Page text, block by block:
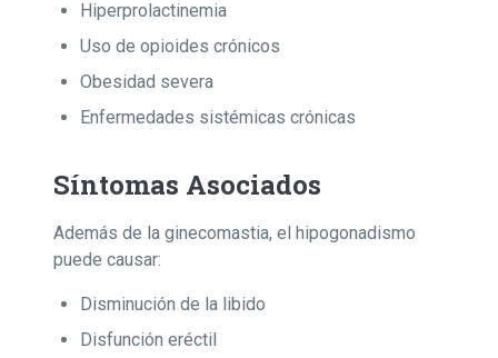
Hiperprolactinemia
Uso de opioides crónicos
Obesidad severa
Enfermedades sistémicas crónicas
Síntomas Asociados
Además de la ginecomastia, el hipogonadismo
puede causar:
Disminución de la libido
Disfunción eréctil